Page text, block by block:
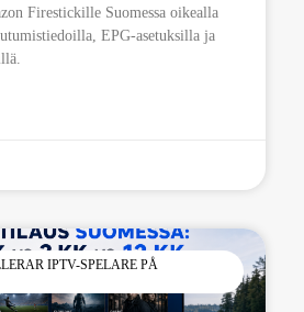
Firestickille Suomessa oikealla
EPG-asetuksilla ja
IPTV-SPELARE PÅ